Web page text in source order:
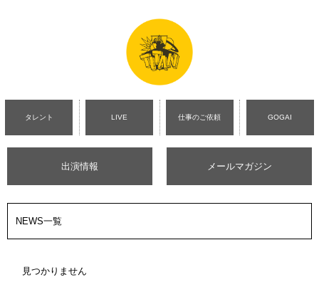
タレント LIVE 仕事のご依頼 GOGAI
出演情報 メールマガジン
NEWS一覧
見つかりません